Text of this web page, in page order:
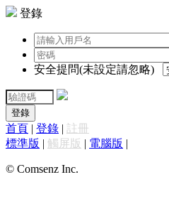
登錄
安全提問(未設定請忽略)
登錄
首頁 | 登錄 | 註冊
標準版 | 觸屏版 | 電腦版 |
© Comsenz Inc.